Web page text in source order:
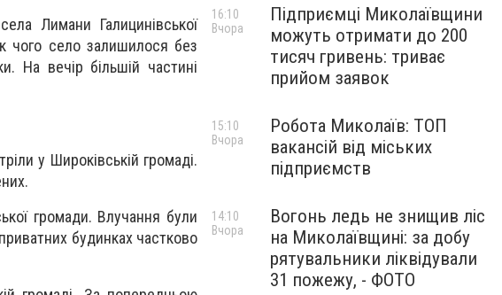
Лимани Галицинівської
чого село залишилося без
На вечір більшій частині
у Широківській громаді.
громади. Влучання були
будинках частково
Підприємці Миколаївщини
можуть отримати до 200
тисяч гривень: триває
прийом заявок
16:10
Вчора
Робота Миколаїв: ТОП
вакансій від міських
підприємств
15:10
Вчора
Вогонь ледь не знищив ліс
на Миколаївщині: за добу
рятувальники ліквідували
31 пожежу, - ФОТО
14:10
Вчора